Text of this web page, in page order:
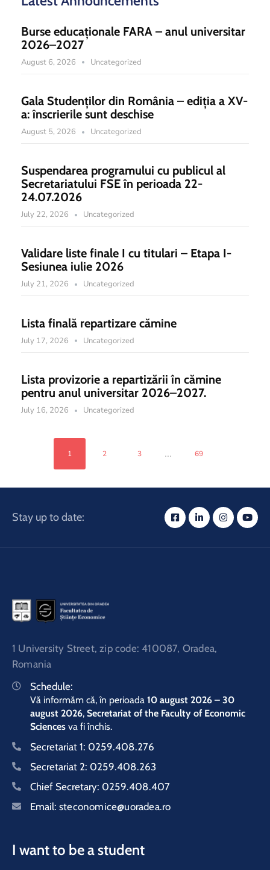
Burse educaționale FARA – anul universitar
2026–2027
August 6, 2026 Uncategorized
Gala Studenților din România – ediția a XV-
a: înscrierile sunt deschise
August 5, 2026 Uncategorized
Suspendarea programului cu publicul al
Secretariatului FSE în perioada 22-
24.07.2026
July 22, 2026 Uncategorized
Validare liste finale I cu titulari – Etapa I-
Sesiunea iulie 2026
July 21, 2026 Uncategorized
Lista finală repartizare cămine
July 17, 2026 Uncategorized
Lista provizorie a repartizării în cămine
pentru anul universitar 2026–2027.
July 16, 2026 Uncategorized
1 2 3 ... 69
Stay up to date:
1 University Street, zip code: 410087, Oradea,
Romania
Schedule:
Vă informăm că, în perioada 10 august 2026 – 30
august 2026, Secretariat of the Faculty of Economic
Sciences va fi închis.
Secretariat 1: 0259.408.276
Secretariat 2: 0259.408.263
Chief Secretary: 0259.408.407
Email: steconomice@uoradea.ro
I want to be a student